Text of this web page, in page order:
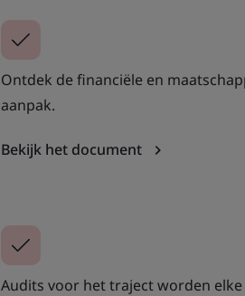
Ontdek de financiële en
aanpak.
Bekijk het document
Audits voor het traject worden